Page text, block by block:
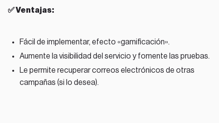
✅ Ventajas:
Fácil de implementar, efecto «gamificación».
Aumente la visibilidad del servicio y fomente las pruebas.
Le permite recuperar correos electrónicos de otras
campañas (si lo desea).